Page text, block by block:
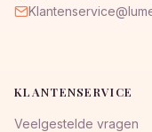
KLANTENSERVICE
Veelgestelde vragen